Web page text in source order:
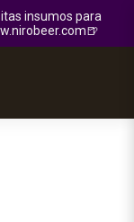
insumos para